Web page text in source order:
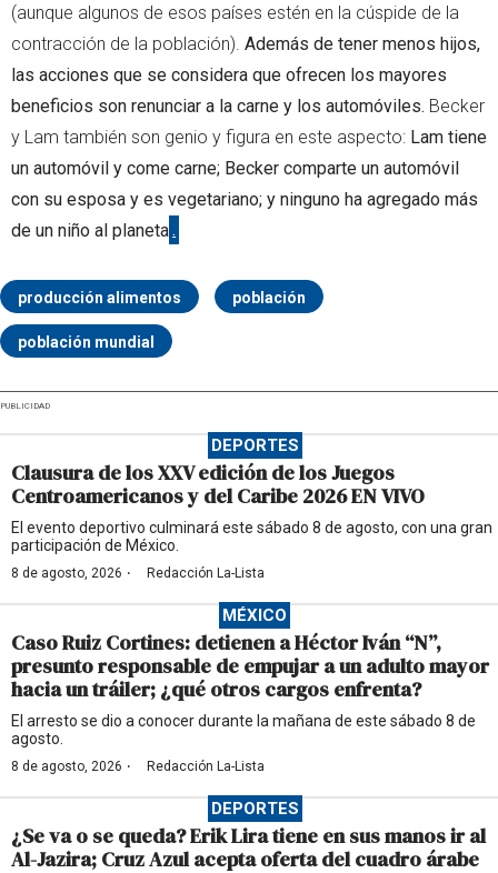
(aunque algunos de esos países estén en la cúspide de la
contracción de la población). Además de tener menos hijos,
las acciones que se considera que ofrecen los mayores
beneficios son renunciar a la carne y los automóviles. Becker
y Lam también son genio y figura en este aspecto: Lam tiene
un automóvil y come carne; Becker comparte un automóvil
con su esposa y es vegetariano; y ninguno ha agregado más
de un niño al planeta.
producción alimentos población
población mundial
PUBLICIDAD
DEPORTES
Clausura de los XXV edición de los Juegos
Centroamericanos y del Caribe 2026 EN VIVO
El evento deportivo culminará este sábado 8 de agosto, con una gran
participación de México.
8 de agosto, 2026 · Redacción La-Lista
MÉXICO
Caso Ruiz Cortines: detienen a Héctor Iván “N”,
presunto responsable de empujar a un adulto mayor
hacia un tráiler; ¿qué otros cargos enfrenta?
El arresto se dio a conocer durante la mañana de este sábado 8 de
agosto.
8 de agosto, 2026 · Redacción La-Lista
DEPORTES
¿Se va o se queda? Erik Lira tiene en sus manos ir al
Al-Jazira; Cruz Azul acepta oferta del cuadro árabe